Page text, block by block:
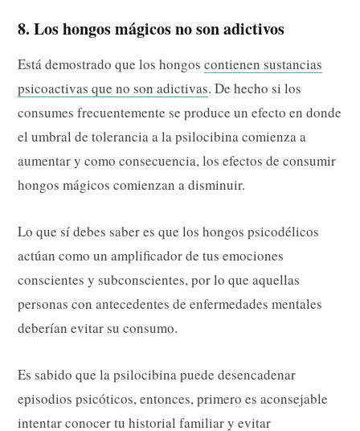
8. Los hongos mágicos no son adictivos
Está demostrado que los hongos contienen sustancias
psicoactivas que no son adictivas. De hecho si los
consumes frecuentemente se produce un efecto en donde
el umbral de tolerancia a la psilocibina comienza a
aumentar y como consecuencia, los efectos de consumir
hongos mágicos comienzan a disminuir.
Lo que sí debes saber es que los hongos psicodélicos
actúan como un amplificador de tus emociones
conscientes y subconscientes, por lo que aquellas
personas con antecedentes de enfermedades mentales
deberían evitar su consumo.
Es sabido que la psilocibina puede desencadenar
episodios psicóticos, entonces, primero es aconsejable
intentar conocer tu historial familiar y evitar